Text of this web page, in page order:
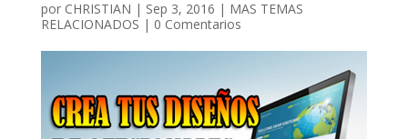
por CHRISTIAN | Sep 3, 2016 | MAS TEMAS
RELACIONADOS | 0 Comentarios